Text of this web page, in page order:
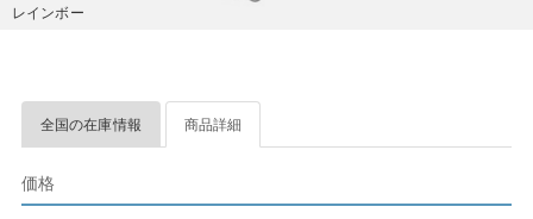
レインボー
全国の在庫情報 商品詳細
価格